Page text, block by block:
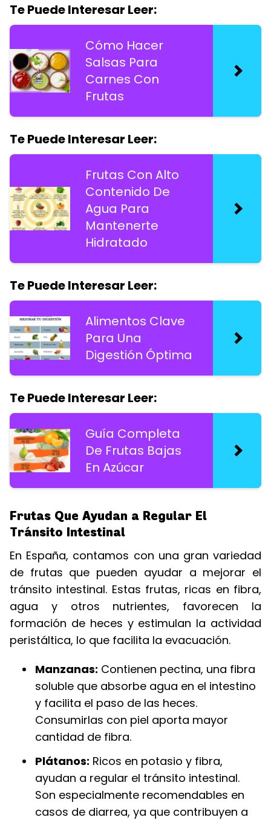
Te Puede Interesar Leer:
Cómo Hacer
Salsas Para
Carnes Con
Frutas
Te Puede Interesar Leer:
Frutas Con Alto
Contenido De
Agua Para
Mantenerte
Hidratado
Te Puede Interesar Leer:
Alimentos Clave
Para Una
Digestión Óptima
Te Puede Interesar Leer:
Guía Completa
De Frutas Bajas
En Azúcar
Frutas Que Ayudan a Regular El
Tránsito Intestinal
En España, contamos con una gran variedad
de frutas que pueden ayudar a mejorar el
tránsito intestinal. Estas frutas, ricas en fibra,
agua y otros nutrientes, favorecen la
formación de heces y estimulan la actividad
peristáltica, lo que facilita la evacuación.
Manzanas: Contienen pectina, una fibra
soluble que absorbe agua en el intestino
y facilita el paso de las heces.
Consumirlas con piel aporta mayor
cantidad de fibra.
Plátanos: Ricos en potasio y fibra,
ayudan a regular el tránsito intestinal.
Son especialmente recomendables en
casos de diarrea, ya que contribuyen a